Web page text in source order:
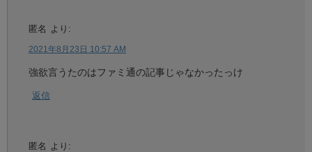
匿名 より:
2021年8月23日 10:57 AM
強欲言うたのはファミ通の記事じゃなかったっけ
返信
匿名 より: